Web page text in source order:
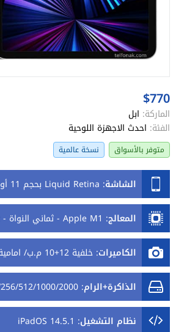
$770
الماركة: ابل
الفئة: احدث الاجهزة اللوحية
متوفر بالأسواق نسخة عالمية
الشاشة: Liquid Retina بحجم 11 أو 12.9 بوصة
المعالج: Apple M1 - ثماني النواة - 3.2GHz
الكاميرات: خلفية 12+10 م.ب/ امامية 12 م.ب
الذاكرة+الرام:
128/256/512/1000/2000 + 8/16
نظام التشغيل:
iPadOS 14.5.1